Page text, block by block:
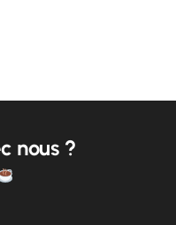
nous ?